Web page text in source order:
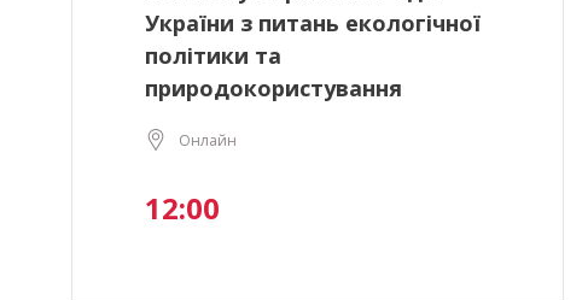
України з питань екологічної
політики та
природокористування
Онлайн
12:00